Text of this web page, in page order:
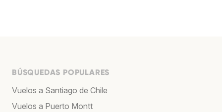
BÚSQUEDAS POPULARES
Vuelos a Santiago de Chile
Vuelos a Puerto Montt